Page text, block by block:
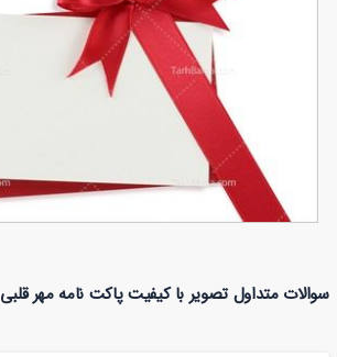
81
سوالات متداول تصویر با کیفیت پاکت نامه مهر قلبی